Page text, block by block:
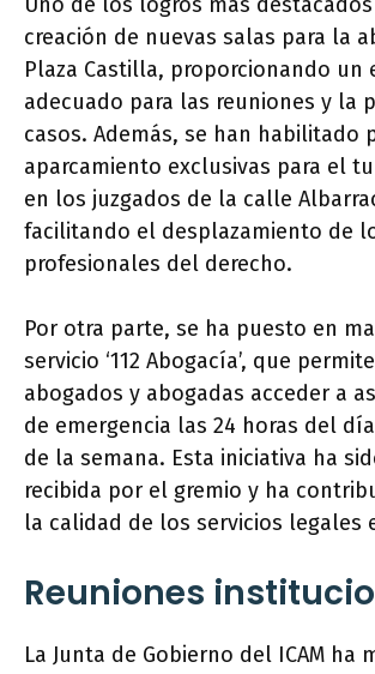
creación de nuevas salas para la
Plaza Castilla, proporcionando un
adecuado para las reuniones y la
casos. Además, se han habilitado
aparcamiento exclusivas para el
en los juzgados de la calle
facilitando el desplazamiento de
profesionales del derecho.
Por otra parte, se ha puesto en
servicio ‘112 Abogacía’, que
abogados y abogadas acceder a
de emergencia las 24 horas del
de la semana. Esta iniciativa ha
recibida por el gremio y ha
la calidad de los servicios legales
Reuniones
La Junta de Gobierno del ICAM ha